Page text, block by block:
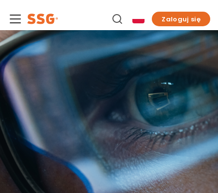
Zaloguj się